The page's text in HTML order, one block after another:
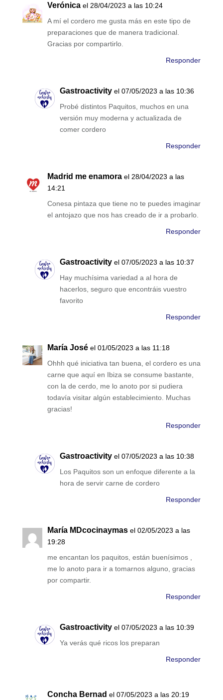
Verónica el 28/04/2023 a las 10:24
A mí el cordero me gusta más en este tipo de
preparaciones que de manera tradicional.
Gracias por compartirlo.
Responder
Gastroactivity el 07/05/2023 a las 10:36
Probé distintos Paquitos, muchos en una
versión muy moderna y actualizada de
comer cordero
Responder
Madrid me enamora el 28/04/2023 a las
14:21
Conesa pintaza que tiene no te puedes imaginar
el antojazo que nos has creado de ir a probarlo.
Responder
Gastroactivity el 07/05/2023 a las 10:37
Hay muchísima variedad a al hora de
hacerlos, seguro que encontráis vuestro
favorito
Responder
María José el 01/05/2023 a las 11:18
Ohhh qué iniciativa tan buena, el cordero es una
carne que aquí en Ibiza se consume bastante,
con la de cerdo, me lo anoto por si pudiera
todavía visitar algún establecimiento. Muchas
gracias!
Responder
Gastroactivity el 07/05/2023 a las 10:38
Los Paquitos son un enfoque diferente a la
hora de servir carne de cordero
Responder
María MDcocinaymas el 02/05/2023 a las
19:28
me encantan los paquitos, están buenísimos ,
me lo anoto para ir a tomarnos alguno, gracias
por compartir.
Responder
Gastroactivity el 07/05/2023 a las 10:39
Ya verás qué ricos los preparan
Responder
Concha Bernad el 07/05/2023 a las 20:19